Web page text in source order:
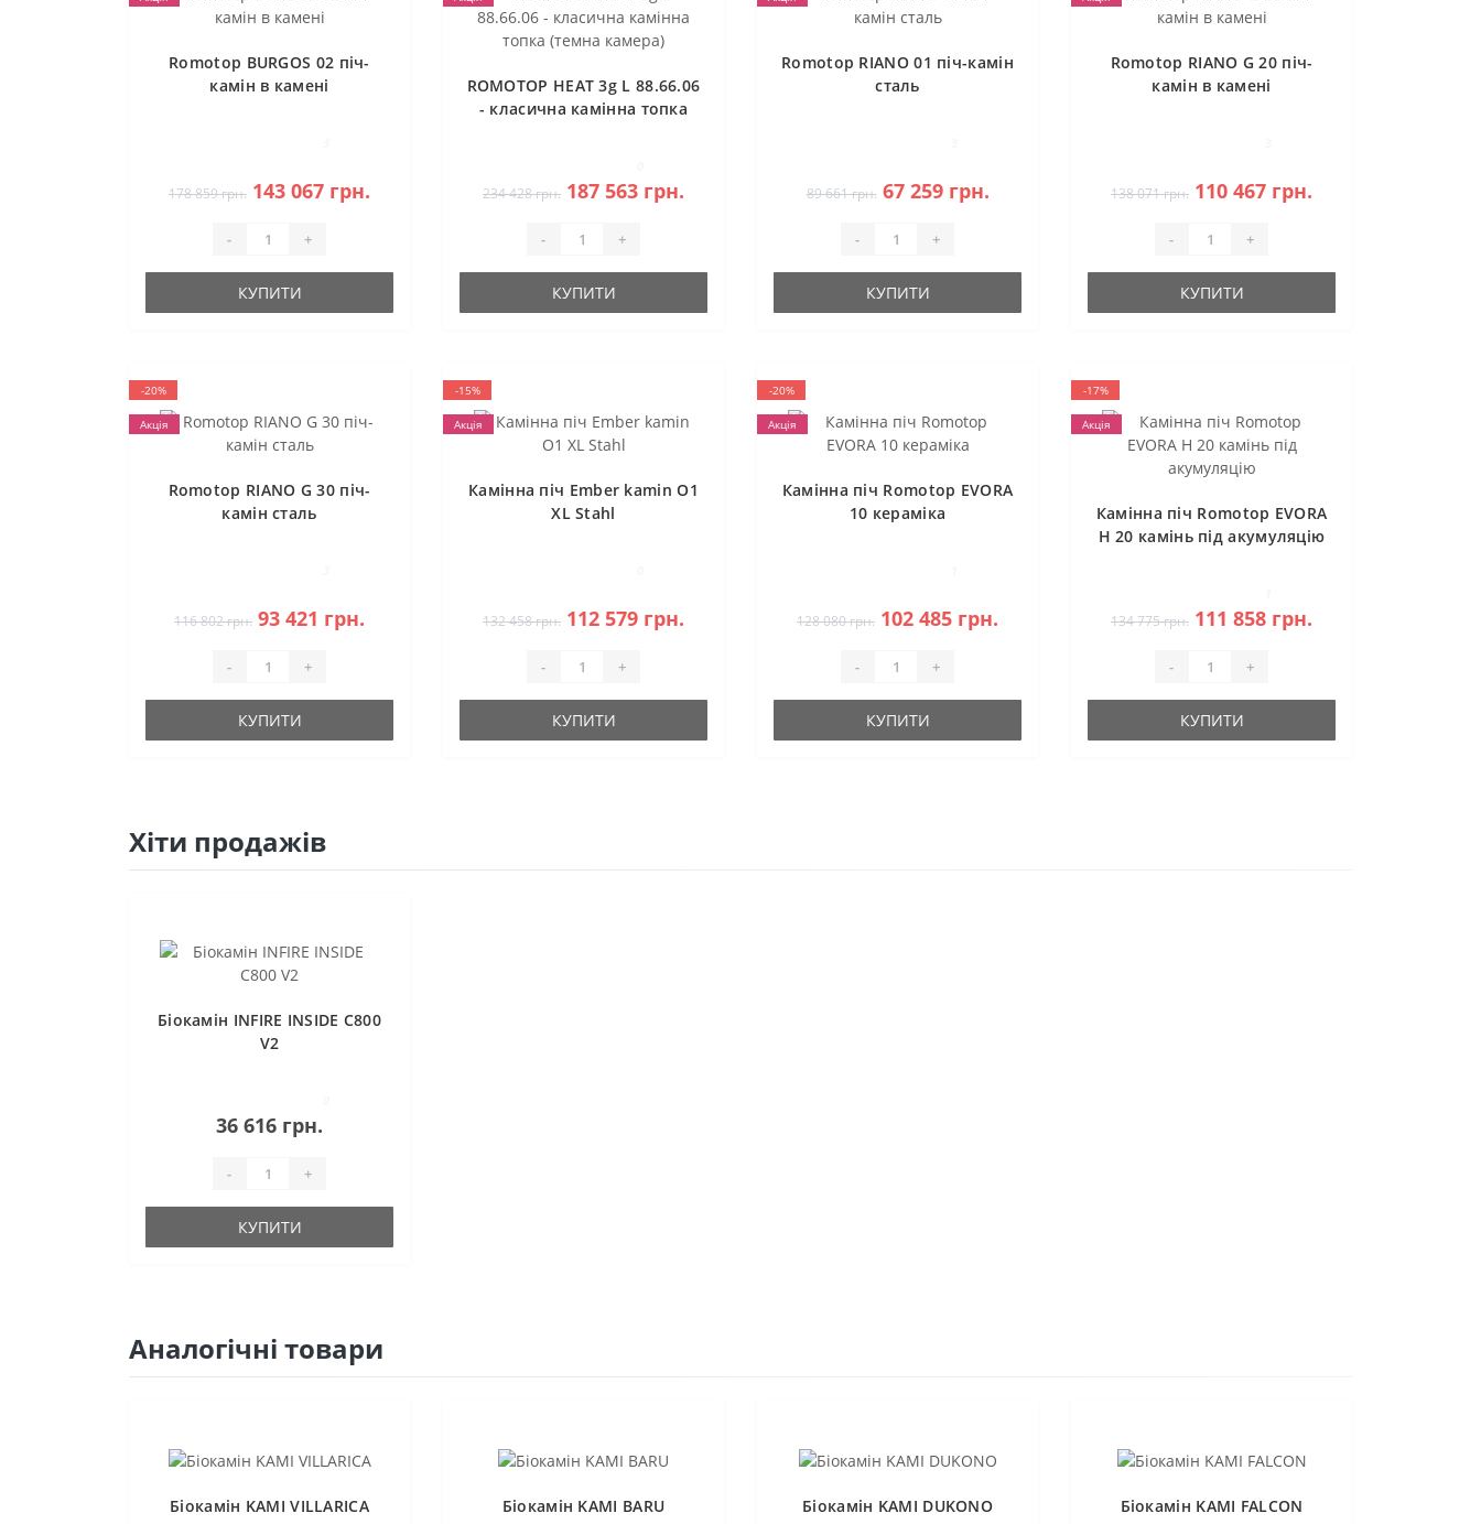
Romotop BURGOS 02 піч-
камін в камені
178 859 грн. 143 067 грн.
- +
КУПИТИ
ROMOTOP HEAT 3g L 88.66.06
- класична камінна топка
234 428 грн. 187 563 грн.
- +
КУПИТИ
Romotop RIANO 01 піч-камін
сталь
89 661 грн. 67 259 грн.
- +
КУПИТИ
Romotop RIANO G 20 піч-
камін в камені
138 071 грн. 110 467 грн.
- +
КУПИТИ
-20%
Акція
Romotop RIANO G 30 піч-
камін сталь
116 802 грн. 93 421 грн.
- +
КУПИТИ
-15%
Акція
Камінна піч Ember kamin O1
XL Stahl
132 458 грн. 112 579 грн.
- +
КУПИТИ
-20%
Акція
Камінна піч Romotop EVORA
10 кераміка
128 080 грн. 102 485 грн.
- +
КУПИТИ
-17%
Акція
Камінна піч Romotop EVORA
H 20 камінь під акумуляцію
134 775 грн. 111 858 грн.
- +
КУПИТИ
Хіти продажів
Біокамін INFIRE INSIDE C800
V2
36 616 грн.
- +
КУПИТИ
Аналогічні товари
Біокамін KAMI VILLARICA Біокамін KAMI BARU Біокамін KAMI DUKONO Біокамін KAMI FALCON